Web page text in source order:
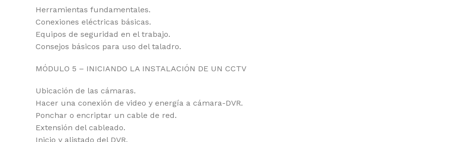
Herramientas fundamentales.
Conexiones eléctricas básicas.
Equipos de seguridad en el trabajo.
Consejos básicos para uso del taladro.
MÓDULO 5 – INICIANDO LA INSTALACIÓN DE UN CCTV
Ubicación de las cámaras.
Hacer una conexión de video y energía a cámara-DVR.
Ponchar o encriptar un cable de red.
Extensión del cableado.
Inicio y alistado del DVR.